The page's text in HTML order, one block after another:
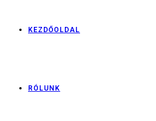
KEZDŐOLDAL
RÓLUNK